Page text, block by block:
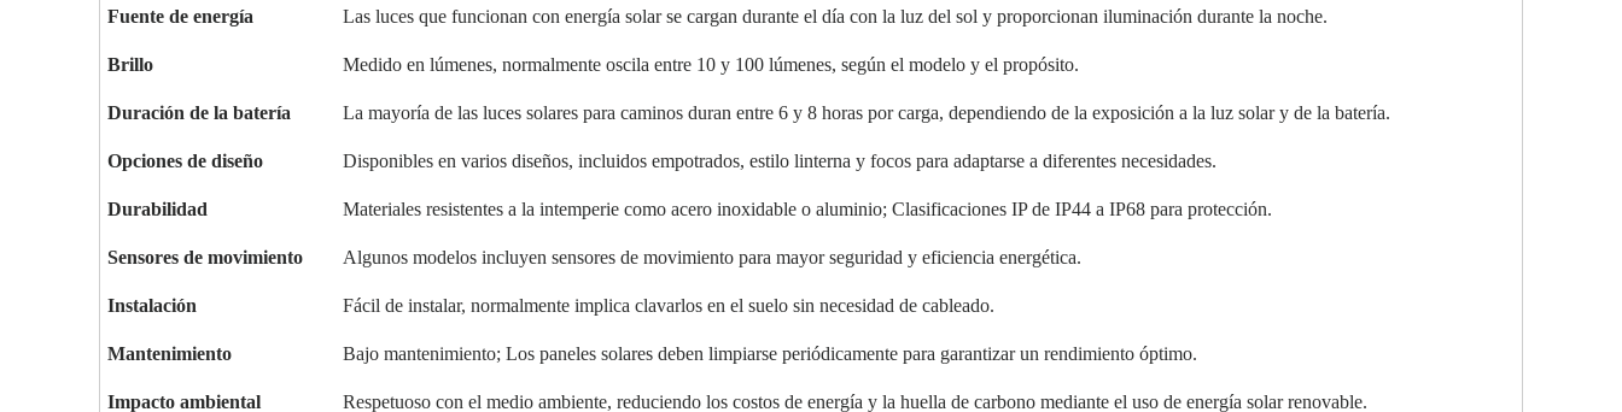
Fuente de energía Las luces que funcionan con energía solar se cargan durante el día con la luz del sol y proporcionan iluminación durante la noche.
Brillo Medido en lúmenes, normalmente oscila entre 10 y 100 lúmenes, según el modelo y el propósito.
Duración de la batería La mayoría de las luces solares para caminos duran entre 6 y 8 horas por carga, dependiendo de la exposición a la luz solar y de la batería.
Opciones de diseño Disponibles en varios diseños, incluidos empotrados, estilo linterna y focos para adaptarse a diferentes necesidades.
Durabilidad Materiales resistentes a la intemperie como acero inoxidable o aluminio; Clasificaciones IP de IP44 a IP68 para protección.
Sensores de movimiento Algunos modelos incluyen sensores de movimiento para mayor seguridad y eficiencia energética.
Instalación Fácil de instalar, normalmente implica clavarlos en el suelo sin necesidad de cableado.
Mantenimiento Bajo mantenimiento; Los paneles solares deben limpiarse periódicamente para garantizar un rendimiento óptimo.
Impacto ambiental Respetuoso con el medio ambiente, reduciendo los costos de energía y la huella de carbono mediante el uso de energía solar renovable.